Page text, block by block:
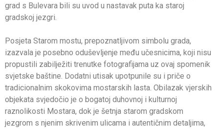
grad s Bulevara bili su uvod u nastavak puta ka staroj
gradskoj jezgri.
Posjeta Starom mostu, prepoznatljivom simbolu grada,
izazvala je posebno oduševljenje među učesnicima, koji nisu
propustili zabilježiti trenutke fotografijama uz ovaj spomenik
svjetske baštine. Dodatni utisak upotpunile su i priče o
tradicionalnim skokovima mostarskih lasta. Obilazak vjerskih
objekata svjedočio je o bogatoj duhovnoj i kulturnoj
raznolikosti Mostara, dok je šetnja starom gradskom
jezgrom s njenim skrivenim ulicama i autentičnim detaljima,